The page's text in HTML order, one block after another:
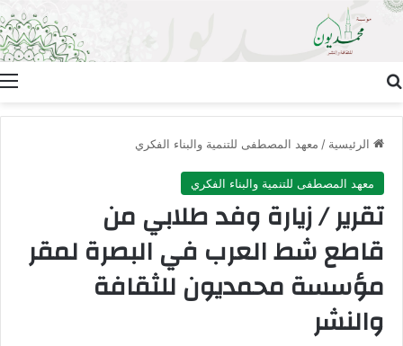
الرئيسية / معهد المصطفى للتنمية والبناء الفكري
معهد المصطفى للتنمية والبناء الفكري
تقرير / زيارة وفد طلابي من
قاطع شط العرب في البصرة لمقر
مؤسسة محمديون للثقافة
والنشر